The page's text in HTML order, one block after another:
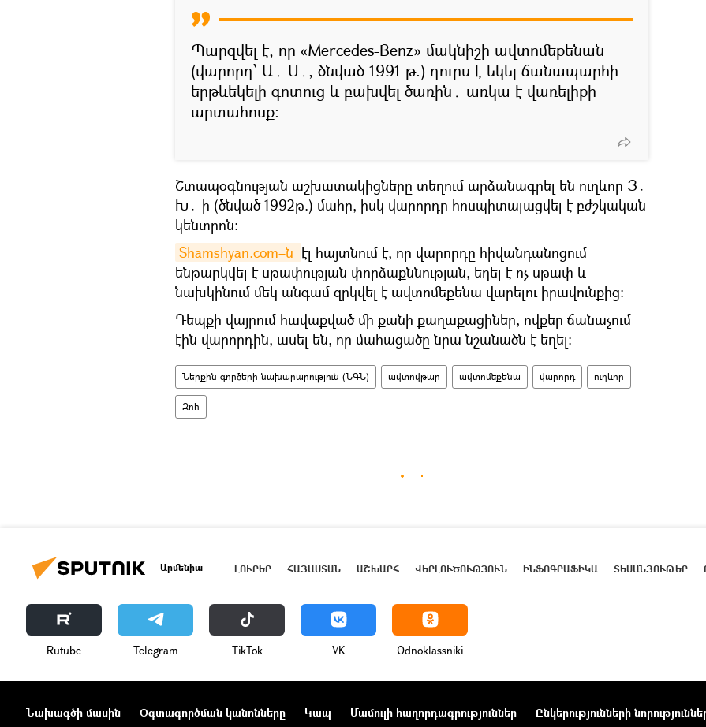
Պարզվել է, որ «Mercedes-Benz» մակնիշի ավտոմեքենան
(վարորդ՝ Ա․ Ս․, ծնված 1991 թ.) դուրս է եկել ճանապարհի
երթևեկելի գոտուց և բախվել ծառին․ առկա է վառելիքի
արտահոսք։
Շտապօգնության աշխատակիցները տեղում արձանագրել են ուղևոր Յ․
Խ․-ի (ծնված 1992թ.) մահը, իսկ վարորդը հոսպիտալացվել է բժշկական
կենտրոն։
Shamshyan.com–ն էլ հայտնում է, որ վարորդը հիվանդանոցում
ենթարկվել է սթափության փորձաքննության, եղել է ոչ սթափ և
նախկինում մեկ անգամ զրկվել է ավտոմեքենա վարելու իրավունքից։
Դեպքի վայրում հավաքված մի քանի քաղաքացիներ, ովքեր ճանաչում
էին վարորդին, ասել են, որ մահացածը նրա նշանածն է եղել։
Ներքին գործերի նախարարություն (ՆԳՆ) ավտովթար ավտոմեքենա վարորդ ուղևոր
Զոհ
Արմենիա ԼՈՒՐԵՐ ՀԱՅԱՍՏԱՆ ԱՇԽԱՐՀ ՎԵՐԼՈՒԾՈՒԹՅՈՒՆ ԻՆՖՈԳՐԱՖԻԿԱ ՏԵՍԱՆՅՈՒԹԵՐ
Rutube Telegram ТikТоk VK Odnoklassniki
Նախագծի մասին Օգտագործման կանոնները Կապ Մամուլի հաղորդագրություններ Ընկերությունների